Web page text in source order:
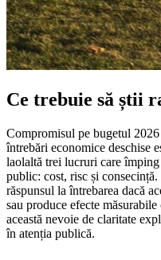
Ce trebuie să știi
Compromisul pe bugetul
întrebări economice deschise
laolaltă trei lucruri care
public: cost, risc și
răspunsul la întrebarea dacă
sau produce efecte
această nevoie de claritate
în atenția publică.